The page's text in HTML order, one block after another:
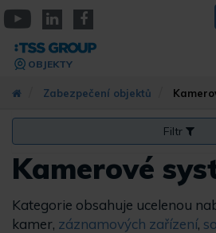
Přejít
k
hlavnímu
obsahuOBJEKTY
Zabezpečení objektů
Filtr
Kamerové
Kategorie obsahuje ucelenou
kamer, záznamových zařízení,